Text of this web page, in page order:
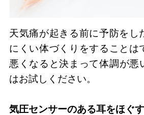
天気痛が起きる前に予防をし
にくい体づくりをすることは
悪くなると決まって体調が
はお試しください。
気圧センサーのある耳をほぐす